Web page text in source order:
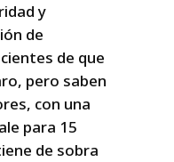
y
de
de que
pero saben
con una
para 15
de sobra